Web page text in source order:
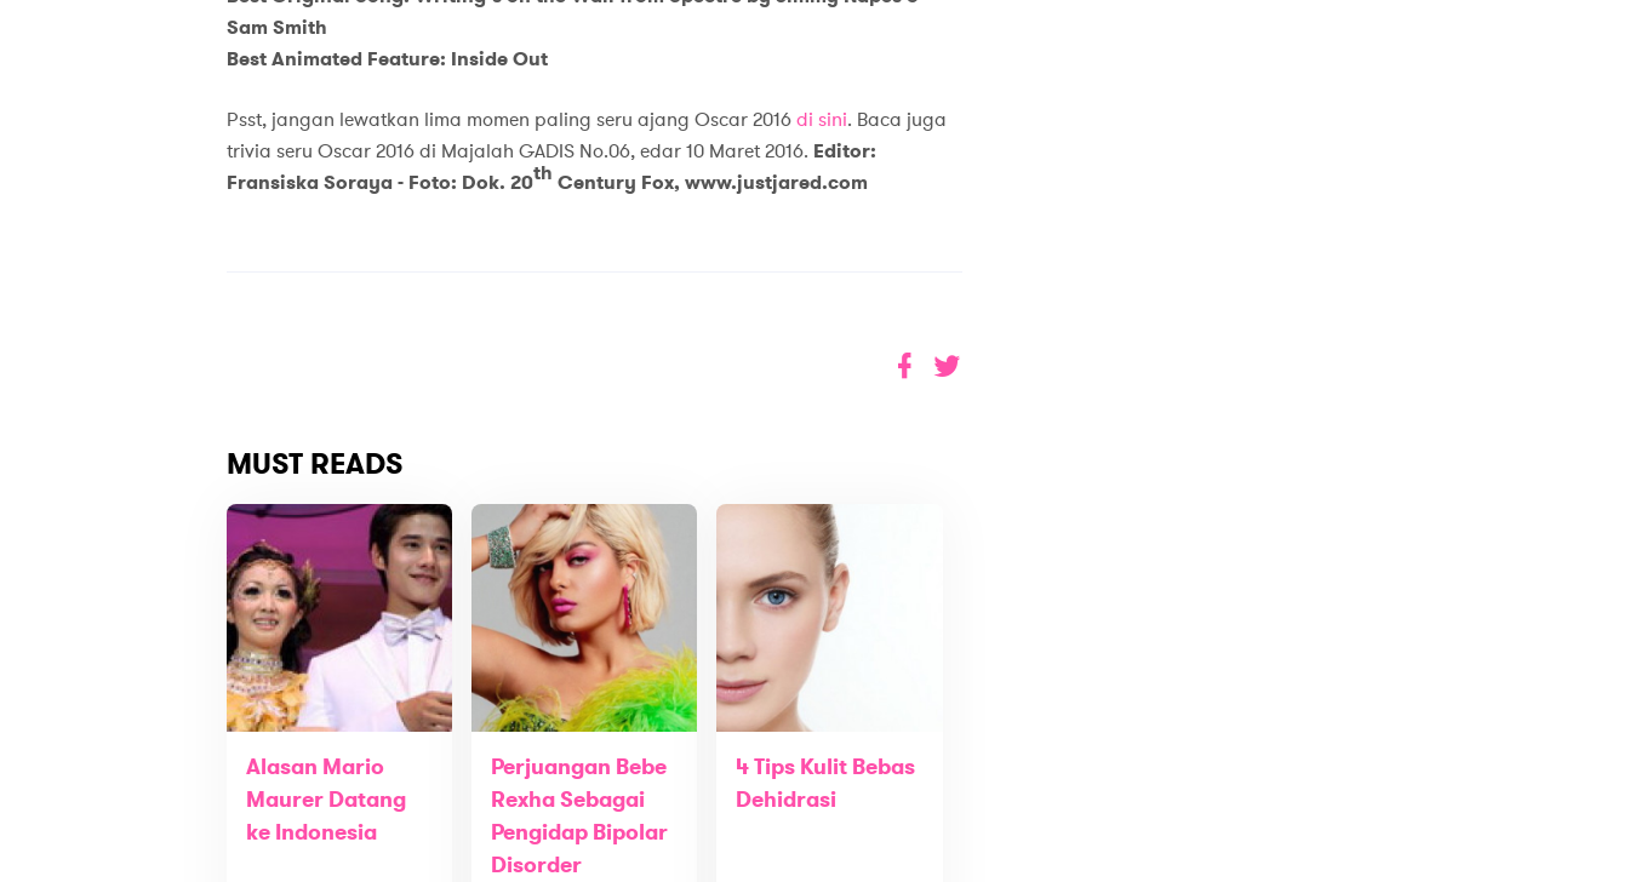
Sam Smith
Best Animated Feature: Inside Out
Psst, jangan lewatkan lima momen paling seru ajang Oscar 2016di sini. Baca juga
trivia seru Oscar 2016 di Majalah GADIS No.06, edar 10 Maret 2016. Editor:
Fransiska Soraya - Foto: Dok. 20th Century Fox, www.justjared.com
MUST READS
Alasan Mario
Maurer Datang
ke Indonesia
Perjuangan Bebe
Rexha Sebagai
Pengidap Bipolar
Disorder
4 Tips Kulit Bebas
Dehidrasi